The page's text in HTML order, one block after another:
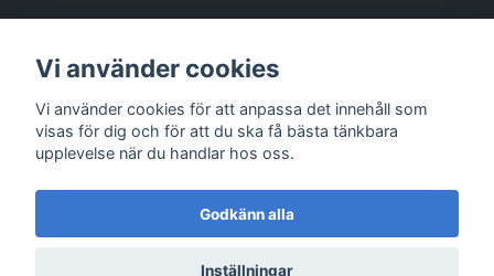
Sociala medier
© 2026 RiggadPowered by Quickbutik
Vi använder cookies
Vi använder cookies för att anpassa det innehåll som
visas för dig och för att du ska få bästa tänkbara
upplevelse när du handlar hos oss.
Godkänn alla
Inställningar